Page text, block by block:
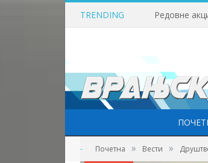
TRENDING
- Почетна » Вести »